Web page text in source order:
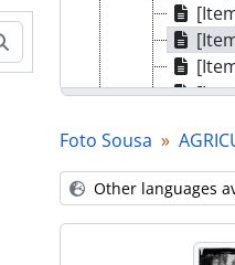
[Part]
[Part]
[Part]
Foto Sousa
Other languages